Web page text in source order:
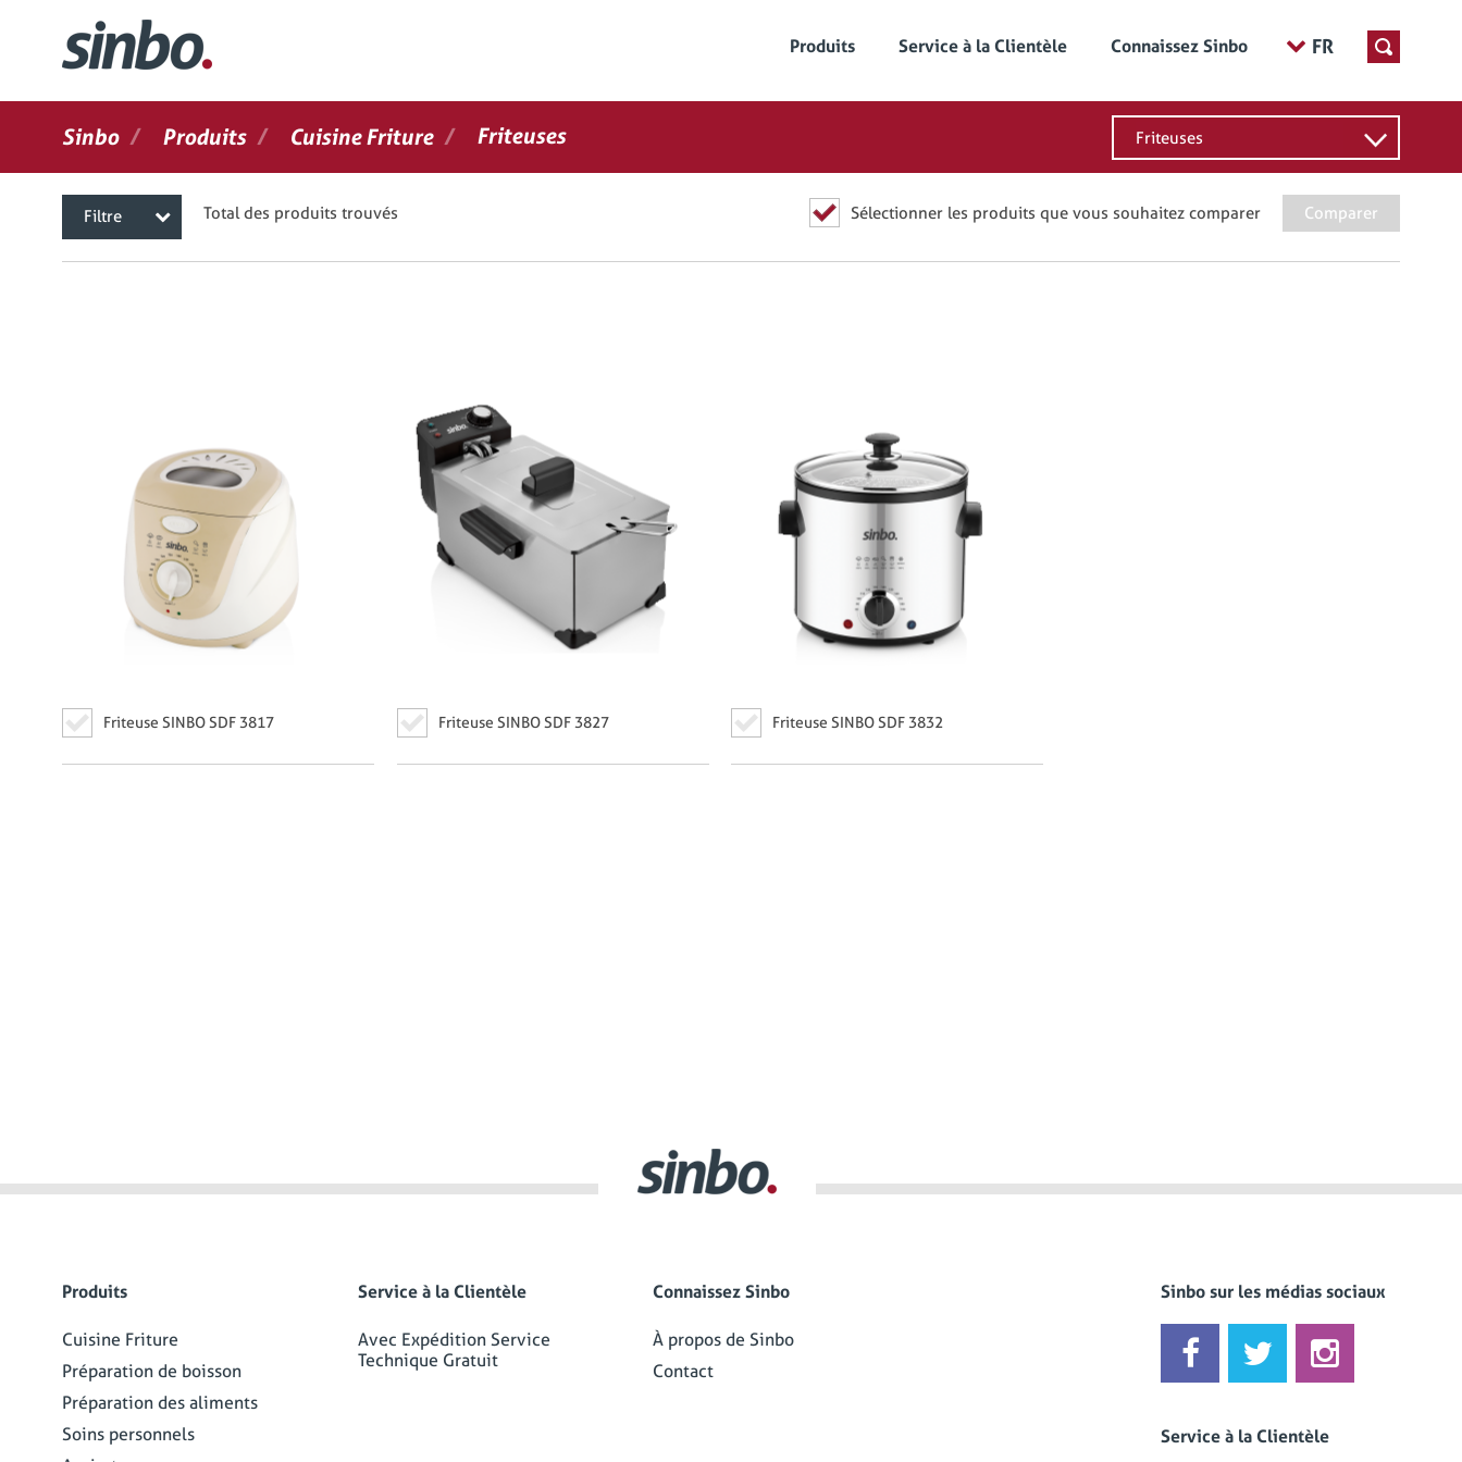
FR
Produits Service à la Clientèle Connaissez Sinbo
Sinbo / Produits / Cuisine Friture / Friteuses Friteuses
Filtre Total des produits trouvés Sélectionner les produits que vous souhaitez comparer Comparer
Friteuse SINBO SDF 3817 Friteuse SINBO SDF 3827 Friteuse SINBO SDF 3832
Produits
Cuisine Friture
Préparation de boisson
Préparation des aliments
Soins personnels
Service à la Clientèle
Avec Expédition Service
Technique Gratuit
Connaissez Sinbo
À propos de Sinbo
Contact
Sinbo sur les médias sociaux
Service à la Clientèle